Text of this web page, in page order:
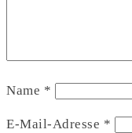
Name *
E-Mail-Adresse *